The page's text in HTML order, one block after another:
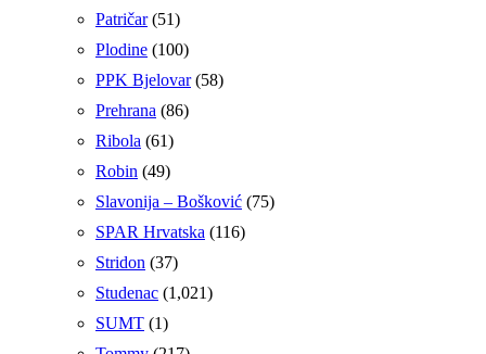
Patričar(51)
Plodine (100)
PPK Bjelovar(58)
Prehrana (86)
Ribola (61)
Robin (49)
Slavonija – Bošković (75)
SPAR Hrvatska (116)
Stridon (37)
Studenac (1,021)
SUMT (1)